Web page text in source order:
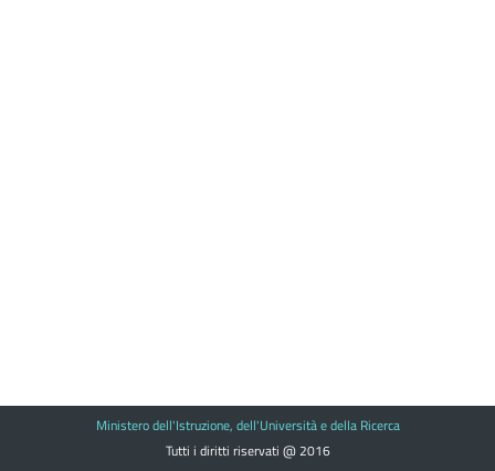
Ministero dell'Istruzione, dell'Università e della Ricerca
Tutti i diritti riservati @ 2016